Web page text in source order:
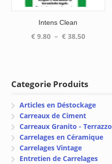
Intens Clean
€9.80 – €38.50Plage
€ 38.50
Categorie Produits
Articles en Déstockage
Carreaux de Ciment
Carreaux Granito - Terrazzo
Carrelages en Céramique
Carrelages Vintage
Entretien de Carrelages